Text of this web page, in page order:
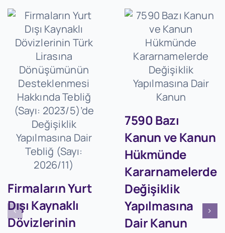
Firmaların Yurt
Dışı Kaynaklı
Dövizlerinin
7590 Bazı
Kanun ve Kanun
Hükmünde
Kararnamelerde
Değişiklik
Yapılmasına
Dair Kanun